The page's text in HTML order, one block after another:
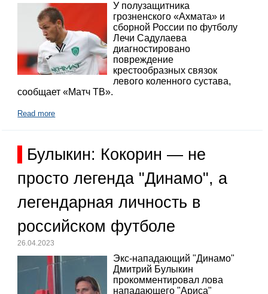
У полузащитника
грозненского «Ахмата» и
сборной России по футболу
Лечи Садулаева
диагностировано
повреждение
крестообразных связок
левого коленного сустава,
сообщает «Матч ТВ».
Read more
Булыкин: Кокорин — не
просто легенда "Динамо", а
легендарная личность в
российском футболе
26.04.2023
Экс-нападающий "Динамо"
Дмитрий Булыкин
прокомментировал лова
нападающего "Ариса"